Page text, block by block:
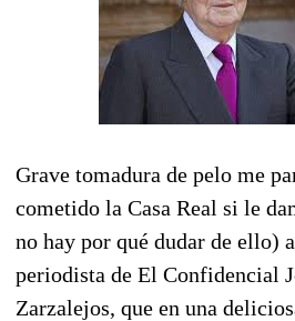
Grave tomadura de pelo me
cometido la Casa Real si le
no hay por qué dudar de ello)
periodista de El Confidencial
Zarzalejos, que en una